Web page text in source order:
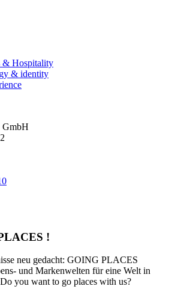
& Hospitality
& identity
!
neu gedacht: GOING PLACES
und Markenwelten für eine Welt in
you want to go places with us?